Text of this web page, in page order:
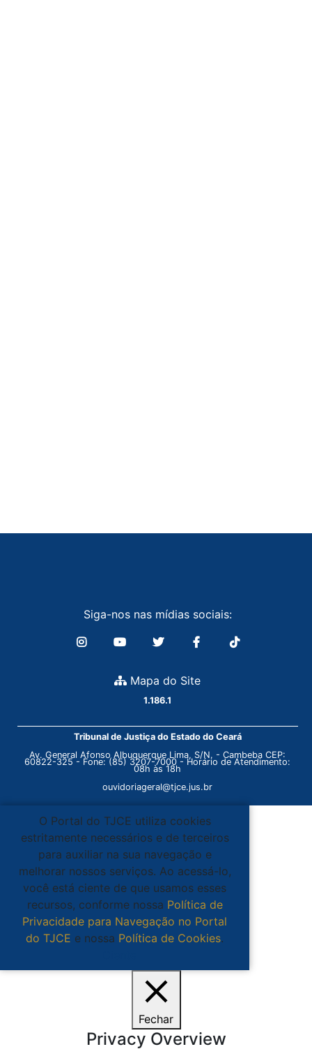
Siga-nos nas mídias sociais:
Mapa do Site
1.186.1
Tribunal de Justiça do Estado do Ceará
Av. General Afonso Albuquerque Lima, S/N. - Cambeba CEP:
60822-325 - Fone: (85) 3207-7000 - Horário de Atendimento:
08h às 18h
ouvidoriageral@tjce.jus.br
O Portal do TJCE utiliza cookies
estritamente necessários e de terceiros
para auxiliar na sua navegação e
melhorar nossos serviços. Ao acessá-lo,
você está ciente de que usamos esses
recursos, conforme nossa Política de
Privacidade para Navegação no Portal
do TJCE e nossa Política de Cookies.
Fechar
Privacy Overview